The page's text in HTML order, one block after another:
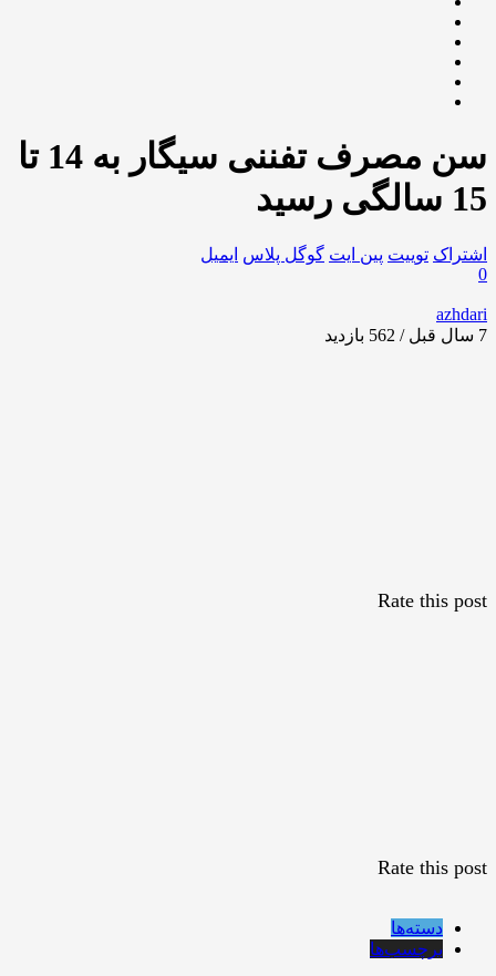
سن مصرف تفننی سیگار به 14 تا
15 سالگی رسید
اشتراک توییت پین ایت گوگل‌ پلاس ایمیل
0
azhdari
7 سال قبل / 562
بازدید
Rate this post
Rate this post
دسته‌ها
برچسب‌ها